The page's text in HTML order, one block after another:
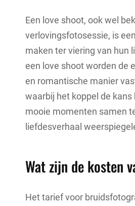
Een love shoot, ook wel
verlovingsfotosessie, is
maken ter viering van hun
een love shoot worden de
en romantische manier
waarbij het koppel de
mooie momenten samen
liefdesverhaal
Wat zijn de kosten
Het tarief voor